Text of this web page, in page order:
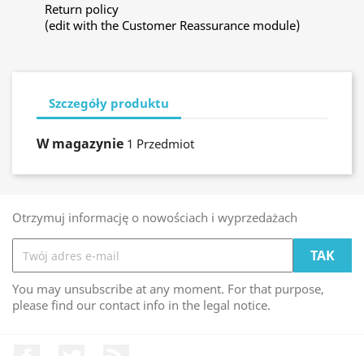
Return policy
(edit with the Customer Reassurance module)
Szczegóły produktu
W magazynie 1 Przedmiot
Otrzymuj informację o nowościach i wyprzedażach
You may unsubscribe at any moment. For that purpose,
please find our contact info in the legal notice.